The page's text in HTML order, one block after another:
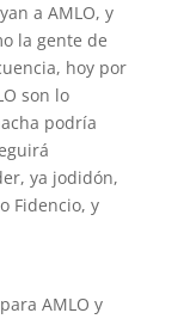
a AMLO, y
la gente de
hoy por
son lo
podría
ya jodidón,
Fidencio, y
AMLO y